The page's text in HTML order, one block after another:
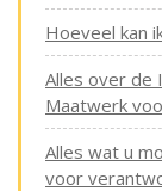
Hoeveel kan
Alles over de
Maatwerk
Alles wat u
voor